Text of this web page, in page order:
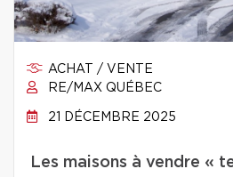
ACHAT / VENTE
RE/MAX QUÉBEC
21 DÉCEMBRE 2025
Les maisons à vendre «